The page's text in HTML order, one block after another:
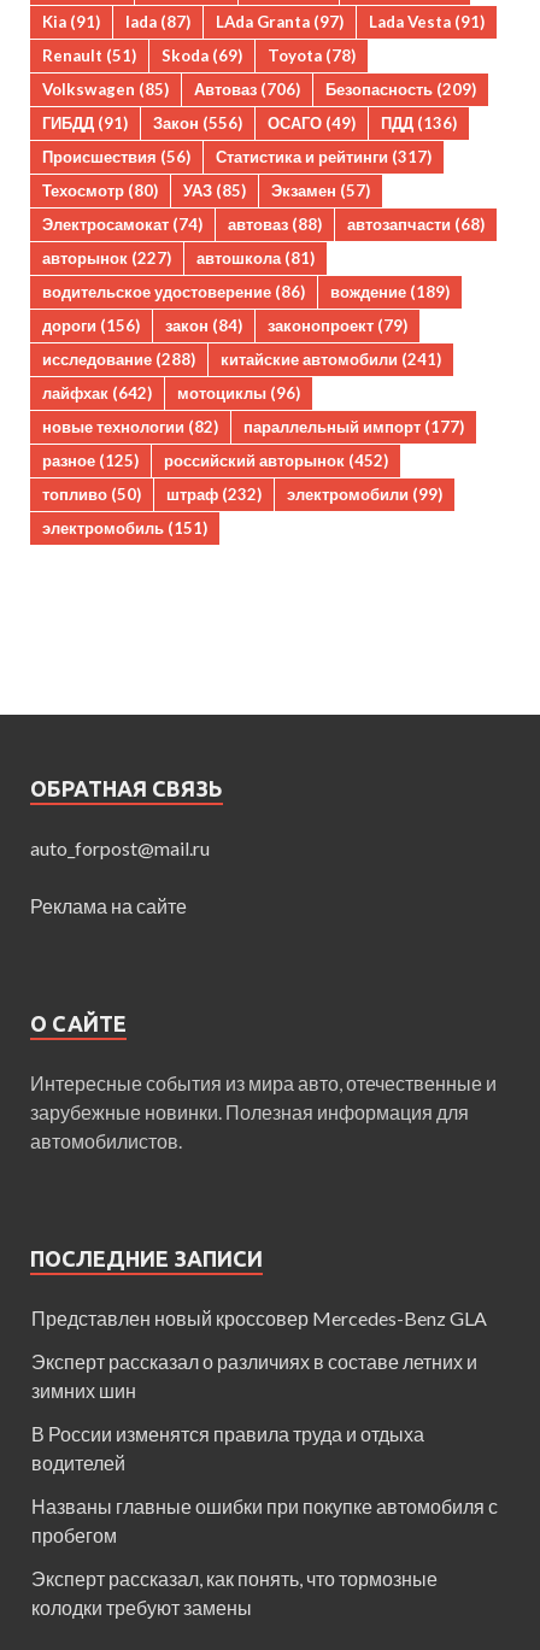
Kia (91) lada (87) LAda Granta (97) Lada Vesta (91)
Renault (51) Skoda (69) Toyota (78)
Volkswagen (85) Автоваз (706) Безопасность (209)
ГИБДД (91) Закон (556) ОСАГО (49) ПДД (136)
Происшествия (56) Статистика и рейтинги (317)
Техосмотр (80) УАЗ (85) Экзамен (57)
Электросамокат (74) автоваз (88) автозапчасти (68)
авторынок (227) автошкола(81)
водительское удостоверение (86) вождение (189)
дороги (156) закон (84) законопроект (79)
исследование (288) китайские автомобили (241)
лайфхак (642) мотоциклы (96)
новые технологии (82) параллельный импорт (177)
разное (125) российский авторынок (452)
топливо (50) штраф (232) электромобили (99)
электромобиль (151)
ОБРАТНАЯ СВЯЗЬ
auto_forpost@mail.ru
Реклама на сайте
О САЙТЕ
Интересные события из мира авто, отечественные и
зарубежные новинки. Полезная информация для
автомобилистов.
ПОСЛЕДНИЕ ЗАПИСИ
Представлен новый кроссовер Mercedes-Benz GLA
Эксперт рассказал о различиях в составе летних и
зимних шин
В России изменятся правила труда и отдыха
водителей
Названы главные ошибки при покупке автомобиля с
пробегом
Эксперт рассказал, как понять, что тормозные
колодки требуют замены